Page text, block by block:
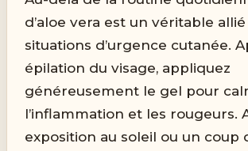
d’aloe vera est un véritable
situations d’urgence cutanée.
épilation du visage, appliquez
généreusement le gel pour
l’inflammation et les rougeurs.
exposition au soleil ou un coup